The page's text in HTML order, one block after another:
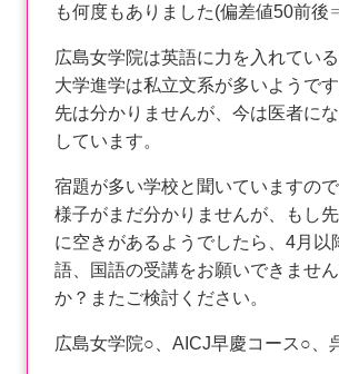
も何度もありました(偏差値50前後
広島女学院は英語に力を入れている
大学進学は私立文系が多いようです
先は分かりませんが、今は医者に
しています。
宿題が多い学校と聞いていますの
様子がまだ分かりませんが、もし
に空きがあるようでしたら、4月以
語、国語の受講をお願いできませ
か？またご検討ください。
広島女学院○、AICJ早慶コース○、